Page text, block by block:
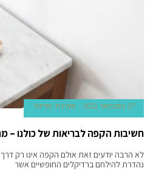
27 בפברואר 2022 מערכת 'מדינט'
חשיבות הקפה לבריאות של כולנו –
לא הרבה יודעים זאת אולם הקפה אינו רק
נהדרת להילחם ברדיקלים החופשיים אשר